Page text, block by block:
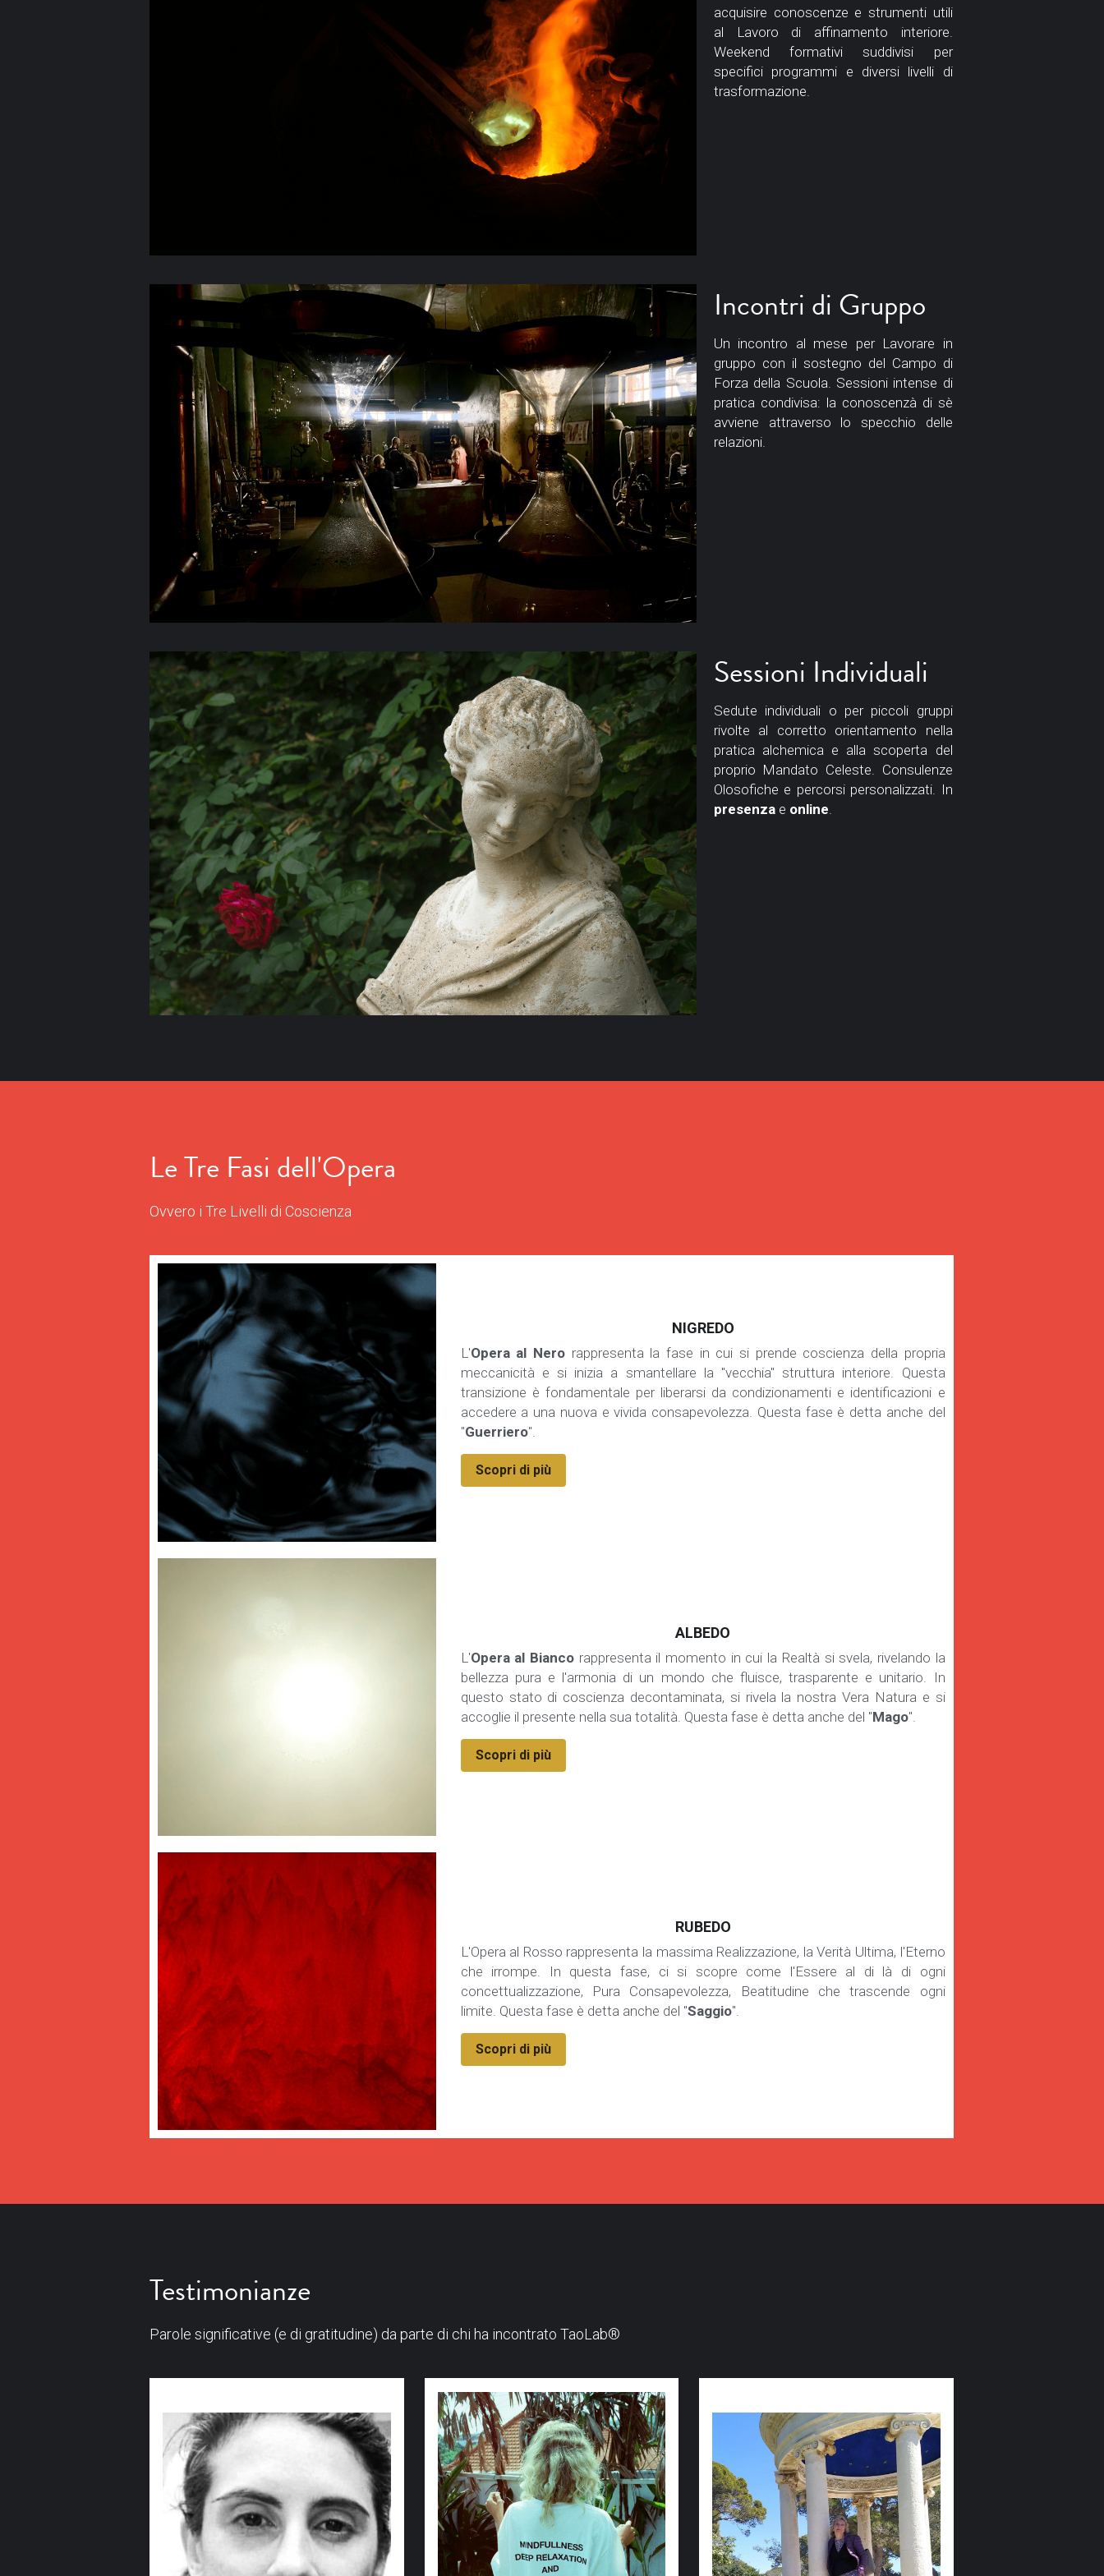
acquisire conoscenze e strumenti utili
al Lavoro di affinamento interiore.
Weekend formativi suddivisi per
specifici programmi e diversi livelli di
trasformazione.
Incontri di Gruppo
Un incontro al mese per Lavorare in
gruppo con il sostegno del Campo di
Forza della Scuola. Sessioni intense di
pratica condivisa: la conoscenzà di sè
avviene attraverso lo specchio delle
relazioni.
Sessioni Individuali
Sedute individuali o per piccoli gruppi
rivolte al corretto orientamento nella
pratica alchemica e alla scoperta del
proprio Mandato Celeste. Consulenze
presenza e online
Le Tre Fasi dell'Opera
Ovvero i Tre Livelli di Coscienza
NIGREDO
L'Opera al Nero rappresenta la fase in cui si prende coscienza della propria
meccanicità e si inizia a smantellare la "vecchia" struttura interiore. Questa
transizione è fondamentale per liberarsi da condizionamenti e identificazioni e
accedere a una nuova e vivida consapevolezza. Questa fase è detta anche del
"Guerriero".
Scopri di più
ALBEDO
L'Opera al Bianco rappresenta il momento in cui la Realtà si svela, rivelando la
bellezza pura e l'armonia di un mondo che fluisce, trasparente e unitario. In
questo stato di coscienza decontaminata, si rivela la nostra Vera Natura e si
accoglie il presente nella sua totalità. Questa fase è detta anche del "Mago".
Scopri di più
RUBEDO
L'Opera al Rosso rappresenta la massima Realizzazione, la Verità Ultima, l'Eterno
che irrompe. In questa fase, ci si scopre come l'Essere al di là di ogni
concettualizzazione, Pura Consapevolezza, Beatitudine che trascende ogni
limite. Questa fase è detta anche del "Saggio".
Scopri di più
Testimonianze
Parole significative (e di gratitudine) da parte di chi ha incontrato TaoLab®